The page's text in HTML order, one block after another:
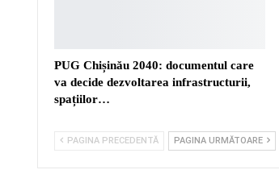
PUG Chișinău 2040: documentul care
va decide dezvoltarea infrastructurii,
spațiilor…
PAGINA PRECEDENTĂ PAGINA URMĂTOARE